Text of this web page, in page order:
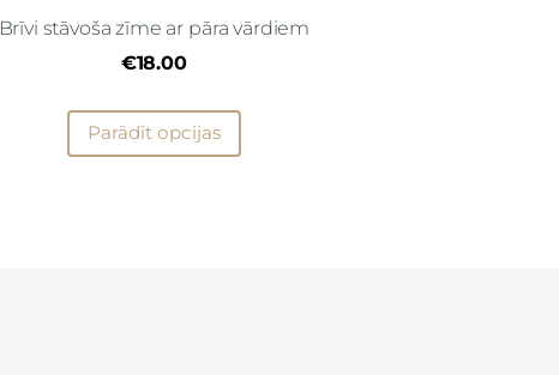
Brīvi stāvoša zīme ar pāra vārdiem
€18.00
Parādīt opcijas